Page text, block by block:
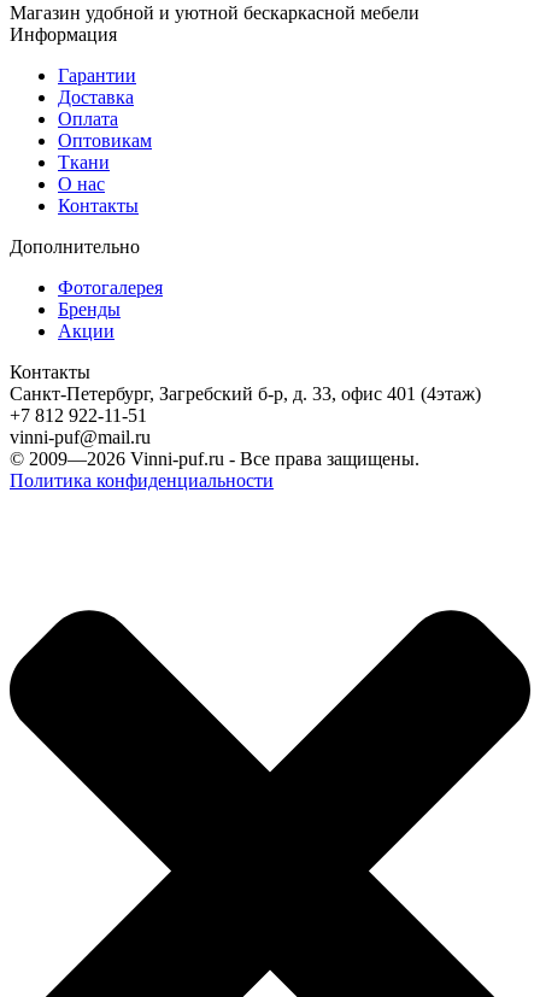
Магазин удобной и уютной бескаркасной мебели
Информация
Гарантии
Доставка
Оплата
Оптовикам
Ткани
О нас
Контакты
Дополнительно
Фотогалерея
Бренды
Акции
Контакты
Санкт-Петербург, Загребский б-р, д. 33, офис 401 (4этаж)
+7 812 922-11-51
vinni-puf@mail.ru
© 2009—2026 Vinni-puf.ru - Все права защищены.
Политика конфиденциальности